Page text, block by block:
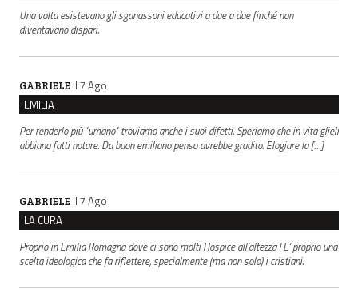
Una volta esistevano gli sganassoni educativi a due a due finché non
diventavano dispari.
GABRIELE il 7 Ago
EMILIA
Per renderlo più "umano" troviamo anche i suoi difetti. Speriamo che in vita glieli
abbiano fatti notare. Da buon emiliano penso avrebbe gradito. Elogiare la […]
GABRIELE il 7 Ago
LA CURA
Proprio in Emilia Romagna dove ci sono molti Hospice all’altezza ! E’ proprio una
scelta ideologica che fa riflettere, specialmente (ma non solo) i cristiani.